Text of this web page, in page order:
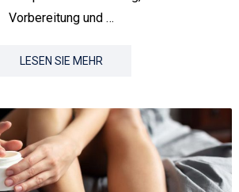
Vorbereitung und …
LESEN SIE MEHR